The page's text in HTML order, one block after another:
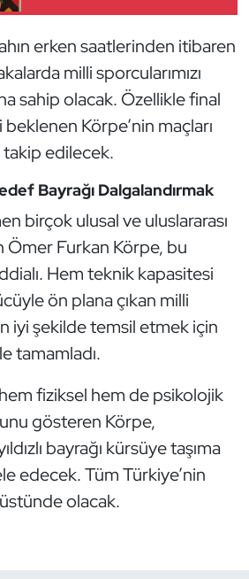
erken saatlerinden itibaren
milli sporcularımızı
sahip olacak. Özellikle final
Körpe’nin maçları
edilecek.
Bayrağı Dalgalandırmak
birçok ulusal ve uluslararası
Ömer Furkan Körpe, bu
Hem teknik kapasitesi
ön plana çıkan milli
iyi şekilde temsil etmek için
tamamladı.
fiziksel hem de psikolojik
gösteren Körpe,
bayrağı kürsüye taşıma
edecek. Tüm Türkiye’nin
olacak.